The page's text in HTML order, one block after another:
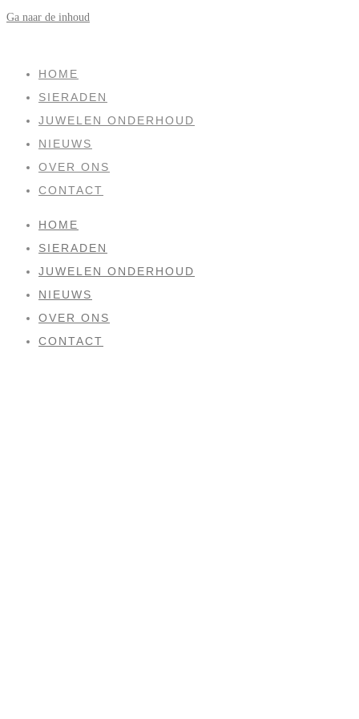
Ga naar de inhoud
HOME
SIERADEN
JUWELEN ONDERHOUD
NIEUWS
OVER ONS
CONTACT
HOME
SIERADEN
JUWELEN ONDERHOUD
NIEUWS
OVER ONS
CONTACT
SOLD